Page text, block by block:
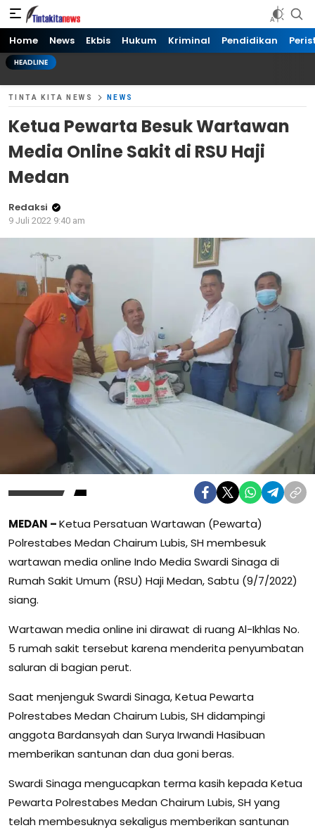
Tinta kita News
Informasi Terkini
Home News Ekbis Hukum Kriminal Pendidikan
HEADLINE
TINTA KITA NEWS NEWS
Ketua Pewarta Besuk Wartawan
Media Online Sakit di RSU Haji
Medan
Redaksi
9 Juli 2022 9:40 am
MEDAN –Ketua Persatuan Wartawan (Pewarta)
Polrestabes Medan Chairum Lubis, SH membesuk
wartawan media online Indo Media Swardi Sinaga di
Rumah Sakit Umum (RSU) Haji Medan, Sabtu (9/7/2022)
siang.
Wartawan media online ini dirawat di ruang Al-Ikhlas No.
5 rumah sakit tersebut karena menderita penyumbatan
saluran di bagian perut.
Saat menjenguk Swardi Sinaga, Ketua Pewarta
Polrestabes Medan Chairum Lubis, SH didampingi
anggota Bardansyah dan Surya Irwandi Hasibuan
memberikan santunan dan dua goni beras.
Swardi Sinaga mengucapkan terma kasih kepada Ketua
Pewarta Polrestabes Medan Chairum Lubis, SH yang
telah membesuknya sekaligus memberikan santunan